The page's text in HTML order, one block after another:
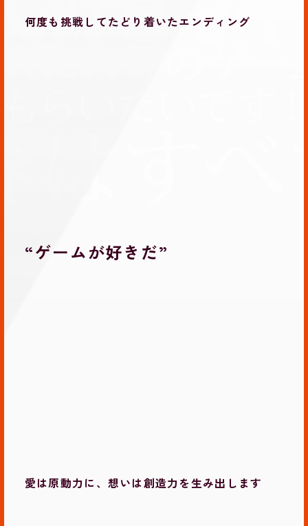
何度も挑戦してたどり着いたエンディング
“ゲームが好きだ”
愛は原動力に、想いは創造力を生み出します